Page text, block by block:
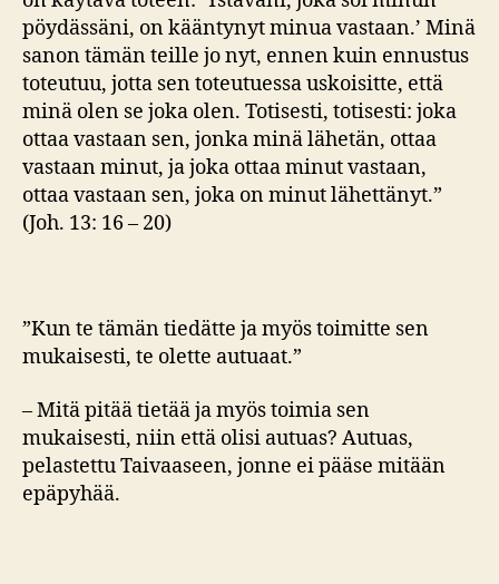
pöydässäni, on kääntynyt minua vastaan.’ Minä
sanon tämän teille jo nyt, ennen kuin ennustus
toteutuu, jotta sen toteutuessa uskoisitte, että
minä olen se joka olen. Totisesti, totisesti: joka
ottaa vastaan sen, jonka minä lähetän, ottaa
vastaan minut, ja joka ottaa minut vastaan,
ottaa vastaan sen, joka on minut lähettänyt.”
(Joh. 13: 16 – 20)
”Kun te tämän tiedätte ja myös toimitte sen
mukaisesti, te olette autuaat.”
– Mitä pitää tietää ja myös toimia sen
mukaisesti, niin että olisi autuas? Autuas,
pelastettu Taivaaseen, jonne ei pääse mitään
epäpyhää.